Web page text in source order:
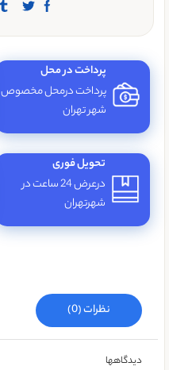
پرداخت در محل
پرداخت درمحل مخصوص
شهر تهران
تحویل فوری
درعرض 24 ساعت در
شهرتهران
نظرات (0)
دیدگاهها